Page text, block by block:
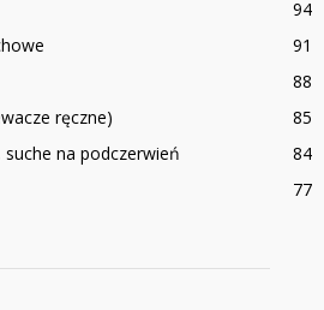
94
91
88
ręczne)
85
na podczerwień
84
77